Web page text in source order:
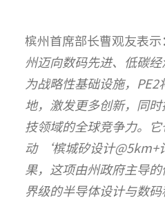
槟州首席部长曹观友表示：
州迈向数码先进、低碳
为战略性基础设施，
地，激发更多创新，同
技领域的全球竞争力。
动 ‘槟城矽设计@5km+
果，这项由州政府主导
界级的半导体设计与数